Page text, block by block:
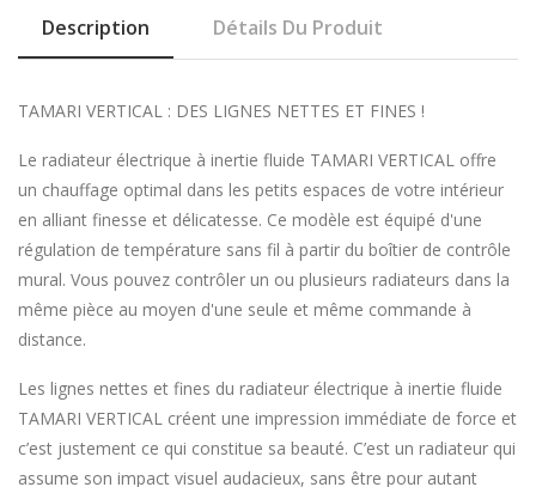
Description Détails Du Produit
TAMARI VERTICAL : DES LIGNES NETTES ET FINES !
Le radiateur électrique à inertie fluide TAMARI VERTICAL offre
un chauffage optimal dans les petits espaces de votre intérieur
en alliant finesse et délicatesse. Ce modèle est équipé d'une
régulation de température sans fil à partir du boîtier de contrôle
mural. Vous pouvez contrôler un ou plusieurs radiateurs dans la
même pièce au moyen d'une seule et même commande à
distance.
Les lignes nettes et fines du radiateur électrique à inertie fluide
TAMARI VERTICAL créent une impression immédiate de force et
c’est justement ce qui constitue sa beauté. C’est un radiateur qui
assume son impact visuel audacieux, sans être pour autant